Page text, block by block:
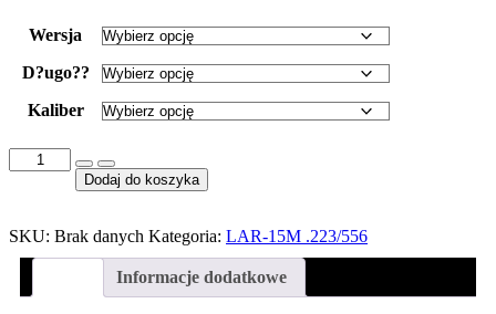
od
10049,00 zł
do
10249,00 zł
Wersja
D?ugo??
Kaliber
ilość
X-
LTE
RIFLE
Dodaj do koszyka
SKU: Brak danych Kategoria: LAR-15M .223/556
Informacje dodatkowe